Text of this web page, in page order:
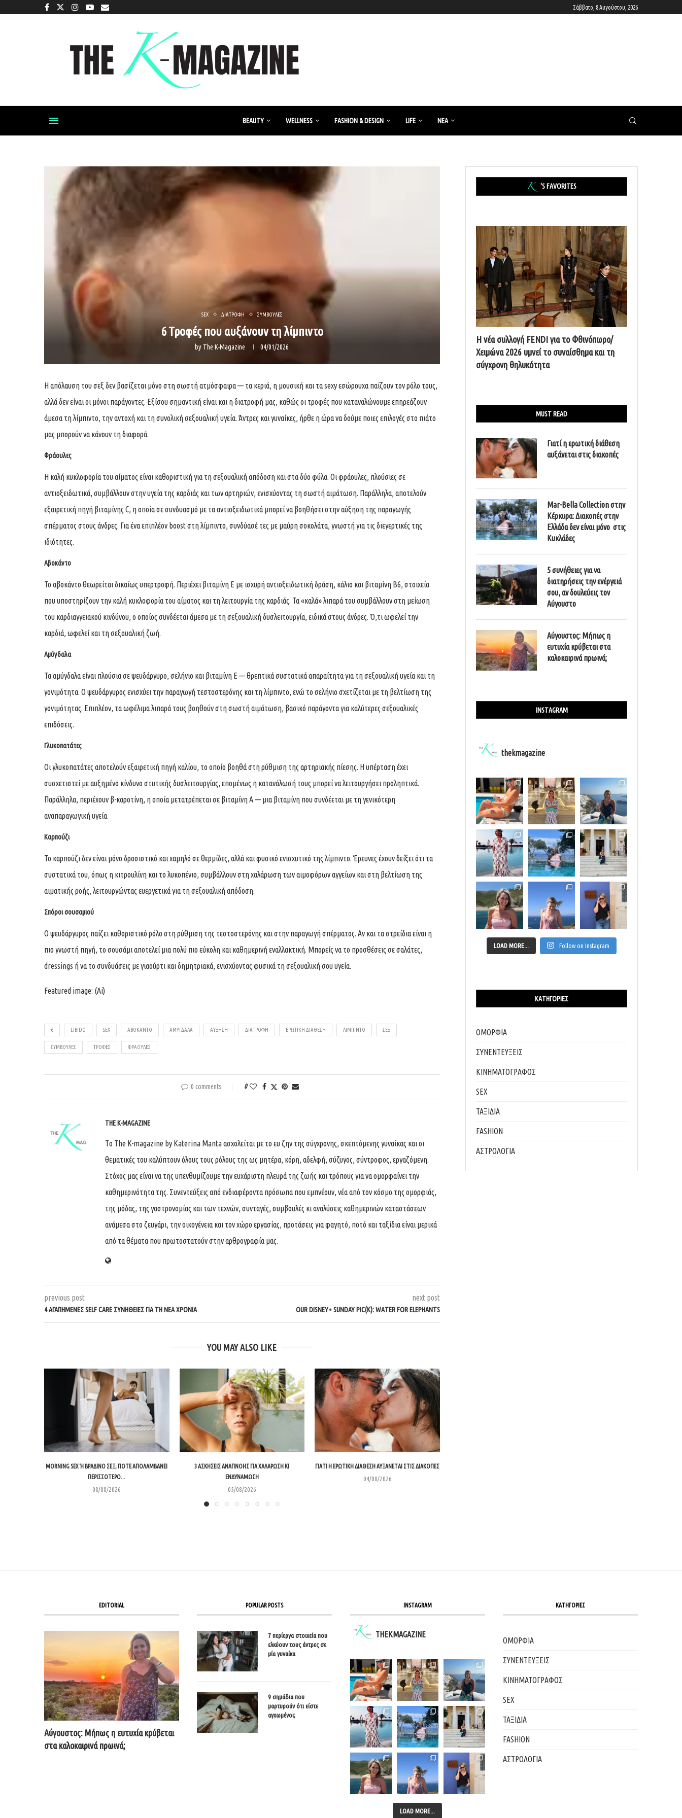
Σάββατο, 8 Αυγούστου, 2026
BEAUTY WELLNESS FASHION & DESIGN LIFE ΝΈΑ
SEX ΔΙΑΤΡΟΦΗ ΣΥΜΒΟΥΛΕΣ
6 Τροφές που αυξάνουν τη λίμπιντο
by The K-Magazine 04/01/2026
Η απόλαυση του σεξ δεν βασίζεται μόνο στη σωστή ατμόσφαιρα — τα κεριά, η μουσική και τα sexy εσώρουχα παίζουν τον ρόλο τους,
αλλά δεν είναι οι μόνοι παράγοντες. Εξίσου σημαντική είναι και η διατροφή μας, καθώς οι τροφές που καταναλώνουμε επηρεάζουν
άμεσα τη λίμπιντο, την αντοχή και τη συνολική σεξουαλική υγεία. Άντρες και γυναίκες, ήρθε η ώρα να δούμε ποιες επιλογές στο πιάτο
μας μπορούν να κάνουν τη διαφορά.
Φράουλες
Η καλή κυκλοφορία του αίματος είναι καθοριστική για τη σεξουαλική απόδοση και στα δύο φύλα. Οι φράουλες, πλούσιες σε
αντιοξειδωτικά, συμβάλλουν στην υγεία της καρδιάς και των αρτηριών, ενισχύοντας τη σωστή αιμάτωση. Παράλληλα, αποτελούν
εξαιρετική πηγή βιταμίνης C, η οποία σε συνδυασμό με τα αντιοξειδωτικά μπορεί να βοηθήσει στην αύξηση της παραγωγής
σπέρματος στους άνδρες. Για ένα επιπλέον boost στη λίμπιντο, συνδύασέ τες με μαύρη σοκολάτα, γνωστή για τις διεγερτικές της
ιδιότητες.
Αβοκάντο
Το αβοκάντο θεωρείται δικαίως υπερτροφή. Περιέχει βιταμίνη Ε με ισχυρή αντιοξειδωτική δράση, κάλιο και βιταμίνη Β6, στοιχεία
που υποστηρίζουν την καλή κυκλοφορία του αίματος και τη λειτουργία της καρδιάς. Τα «καλά» λιπαρά του συμβάλλουν στη μείωση
του καρδιαγγειακού κινδύνου, ο οποίος συνδέεται άμεσα με τη σεξουαλική δυσλειτουργία, ειδικά στους άνδρες. Ό,τι ωφελεί την
καρδιά, ωφελεί και τη σεξουαλική ζωή.
Αμύγδαλα
Τα αμύγδαλα είναι πλούσια σε ψευδάργυρο, σελήνιο και βιταμίνη Ε — θρεπτικά συστατικά απαραίτητα για τη σεξουαλική υγεία και τη
γονιμότητα. Ο ψευδάργυρος ενισχύει την παραγωγή τεστοστερόνης και τη λίμπιντο, ενώ το σελήνιο σχετίζεται με τη βελτίωση της
γονιμότητας. Επιπλέον, τα ωφέλιμα λιπαρά τους βοηθούν στη σωστή αιμάτωση, βασικό παράγοντα για καλύτερες σεξουαλικές
επιδόσεις.
Γλυκοπατάτες
Οι γλυκοπατάτες αποτελούν εξαιρετική πηγή καλίου, το οποίο βοηθά στη ρύθμιση της αρτηριακής πίεσης. Η υπέρταση έχει
συσχετιστεί με αυξημένο κίνδυνο στυτικής δυσλειτουργίας, επομένως η κατανάλωσή τους μπορεί να λειτουργήσει προληπτικά.
Παράλληλα, περιέχουν β-καροτίνη, η οποία μετατρέπεται σε βιταμίνη Α — μια βιταμίνη που συνδέεται με τη γενικότερη
αναπαραγωγική υγεία.
Καρπούζι
Το καρπούζι δεν είναι μόνο δροσιστικό και χαμηλό σε θερμίδες, αλλά και φυσικό ενισχυτικό της λίμπιντο. Έρευνες έχουν δείξει ότι τα
συστατικά του, όπως η κιτρουλίνη και το λυκοπένιο, συμβάλλουν στη χαλάρωση των αιμοφόρων αγγείων και στη βελτίωση της
αιματικής ροής, λειτουργώντας ευεργετικά για τη σεξουαλική απόδοση.
Σπόροι σουσαμιού
Ο ψευδάργυρος παίζει καθοριστικό ρόλο στη ρύθμιση της τεστοστερόνης και στην παραγωγή σπέρματος. Αν και τα στρείδια είναι η
πιο γνωστή πηγή, το σουσάμι αποτελεί μια πολύ πιο εύκολη και καθημερινή εναλλακτική. Μπορείς να το προσθέσεις σε σαλάτες,
dressings ή να το συνδυάσεις με γιαούρτι και δημητριακά, ενισχύοντας φυσικά τη σεξουαλική σου υγεία.
Featured image: (Ai)
6 LIBIDO SEX ΑΒΟΚΆΝΤΟ ΑΜΎΓΔΑΛΑ ΑΎΞΗΣΗ ΔΙΑΤΡΟΦΉ ΕΡΩΤΙΚΉ ΔΙΆΘΕΣΗ ΛΊΜΠΙΝΤΟ ΣΕΞ
ΣΥΜΒΟΥΛΈΣ ΤΡΟΦΈΣ ΦΡΆΟΥΛΕΣ
0 comments 0
THE K-MAGAZINE
Tο The K-magazine by Katerina Manta ασχολείται με το ευ ζην της σύγχρονης, σκεπτόμενης γυναίκας και οι
θεματικές του καλύπτουν όλους τους ρόλους της ως μητέρα, κόρη, αδελφή, σύζυγος, σύντροφος, εργαζόμενη.
Στόχος μας είναι να της υπενθυμίζουμε την ευχάριστη πλευρά της ζωής και τρόπους για να ομορφαίνει την
καθημερινότητα της. Συνεντεύξεις από ενδιαφέροντα πρόσωπα που εμπνέουν, νέα από τον κόσμο της ομορφιάς,
της μόδας, της γαστρονομίας και των τεχνών, συνταγές, συμβουλές κι αναλύσεις καθημερινών καταστάσεων
ανάμεσα στο ζευγάρι, την οικογένεια και τον χώρο εργασίας, προτάσεις για φαγητό, ποτό και ταξίδια είναι μερικά
από τα θέματα που πρωτοστατούν στην αρθρογραφία μας.
previous post
4 ΑΓΑΠΗΜΈΝΕΣ SELF CARE ΣΥΝΉΘΕΙΕΣ ΓΙΑ ΤΗ ΝΈΑ ΧΡΟΝΙΆ
next post
OUR DISNEY+ SUNDAY PIC(K): WATER FOR ELEPHANTS
YOU MAY ALSO LIKE
MORNING SEX Ή ΒΡΑΔΙΝΌ ΣΕΞ; ΠΌΤΕ ΑΠΟΛΑΜΒΆΝΕΙ Π
ΕΡΙΣΣΌΤΕΡΟ...
08/08/2026
3 ΑΣΚΉΣΕΙΣ ΑΝΑΠΝΟΉΣ ΓΙΑ ΧΑΛΆΡΩΣΗ ΚΙ
ΕΝΔΥΝΆΜΩΣΗ
05/08/2026
ΓΙΑΤΊ Η ΕΡΩΤΙΚΉ ΔΙΆΘΕΣΗ ΑΥΞΆΝΕΤΑΙ ΣΤΙΣ ΔΙΑΚΟΠΈΣ
04/08/2026
'S FAVORITES
Η νέα συλλογή FENDI για το Φθινόπωρο/
Χειμώνα 2026 υμνεί το συναίσθημα και τη
σύγχρονη θηλυκότητα
MUST READ
Γιατί η ερωτική διάθεση
αυξάνεται στις διακοπές
Mar-Bella Collection στην
Κέρκυρα: Διακοπές στην
Ελλάδα δεν είναι μόνο στις
Κυκλάδες
5 συνήθειες για να
διατηρήσεις την ενέργειά
σου, αν δουλεύεις τον
Αύγουστο
Αύγουστος: Μήπως η
ευτυχία κρύβεται στα
καλοκαιρινά πρωινά;
INSTAGRAM
thekmagazine
LOAD MORE... Follow on Instagram
ΚΑΤΗΓΟΡΊΕΣ
ΟΜΟΡΦΙΑ
ΣΥΝΕΝΤΕΥΞΕΙΣ
ΚΙΝΗΜΑΤΟΓΡΑΦΟΣ
SEX
ΤΑΞΙΔΙΑ
FASHION
ΑΣΤΡΟΛΟΓΙΑ
EDITORIAL
Αύγουστος: Μήπως η ευτυχία κρύβεται
στα καλοκαιρινά πρωινά;
POPULAR POSTS
7 περίεργα στοιχεία που
ελκύουν τους άντρες σε
μία γυναίκα
9 σημάδια που
μαρτυρούν ότι είστε
αγχωμένοι;
INSTAGRAM
THEKMAGAZINE
LOAD MORE...
ΚΑΤΗΓΟΡΙΕΣ
ΟΜΟΡΦΙΑ
ΣΥΝΕΝΤΕΥΞΕΙΣ
ΚΙΝΗΜΑΤΟΓΡΑΦΟΣ
SEX
ΤΑΞΙΔΙΑ
FASHION
ΑΣΤΡΟΛΟΓΙΑ